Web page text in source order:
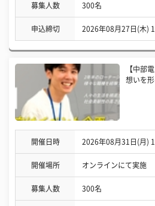
募集人数 300名
申込締切 2026年08月27日(木)
【中部
想いを
開催日時 2026年08月31日(月)
開催場所 オンラインにて実施
募集人数 300名